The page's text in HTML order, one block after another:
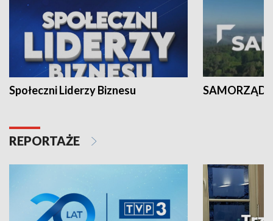
Społeczni Liderzy Biznesu SAMORZĄD
REPORTAŻE